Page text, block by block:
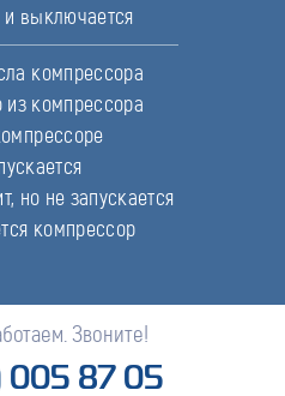
выключается
компрессора
из компрессора
но не запускается
компрессор
Звоните!
005 87 05